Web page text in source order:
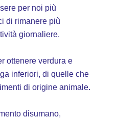
per noi più
di rimanere più
giornaliere.
ottenere verdura e
inferiori, di quelle che
di origine animale.
disumano,